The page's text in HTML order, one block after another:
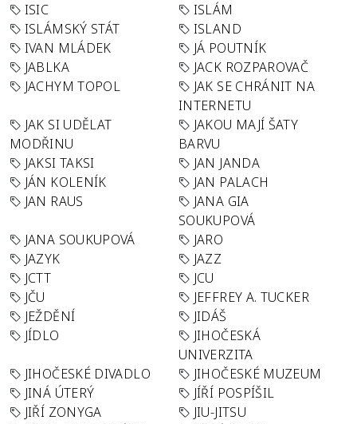
ISIC
ISLÁM
ISLÁMSKÝ STÁT
ISLAND
IVAN MLÁDEK
JÁ POUTNÍK
JABLKA
JACK ROZPAROVAČ
JACHYM TOPOL
JAK SE CHRÁNIT NA
INTERNETU
JAK SI UDĚLAT
MODŘINU
JAKOU MAJÍ ŠATY
BARVU
JAKSI TAKSI
JAN JANDA
JÁN KOLENÍK
JAN PALACH
JAN RAUS
JANA GIA
SOUKUPOVÁ
JANA SOUKUPOVÁ
JARO
JAZYK
JAZZ
JCTT
JCU
JČU
JEFFREY A. TUCKER
JEŽDĚNÍ
JIDÁŠ
JÍDLO
JIHOČESKÁ
UNIVERZITA
JIHOČESKÉ DIVADLO
JIHOČESKÉ MUZEUM
JINÁ ÚTERÝ
JÍŘÍ POSPÍŠIL
JIŘÍ ZONYGA
JIU-JITSU